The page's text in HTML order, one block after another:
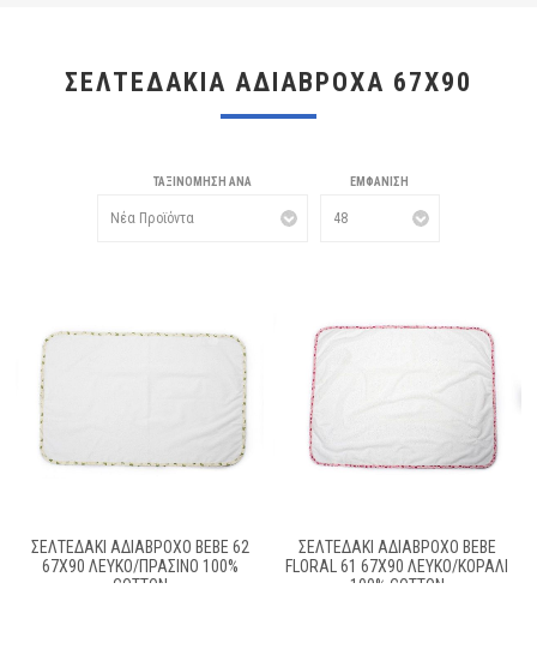
ΣΕΛΤΕΔΑΚΙΑ ΑΔΙΑΒΡΟΧΑ 67X90
ΤΑΞΙΝΌΜΗΣΗ ΑΝΆ ΕΜΦΆΝΙΣΗ
ΣΕΛΤΕΔΆΚΙ ΑΔΙΆΒΡΟΧΟ BEBE 62
67X90 ΛΕΥΚΌ/ΠΡΆΣΙΝΟ 100%
COTTON
ΣΕΛΤΕΔΆΚΙ ΑΔΙΆΒΡΟΧΟ BEBE
FLORAL 61 67X90 ΛΕΥΚΌ/ΚΟΡΑΛΊ
100% COTTON